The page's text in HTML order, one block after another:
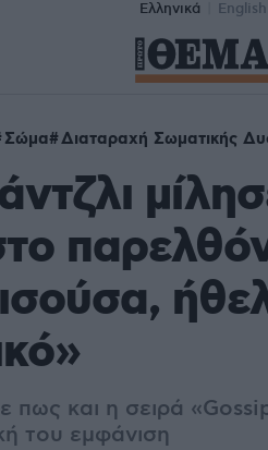
Ελληνικά English
Σώμα Διαταραχή Σωματικής
πως και η σειρά
του εμφάνιση